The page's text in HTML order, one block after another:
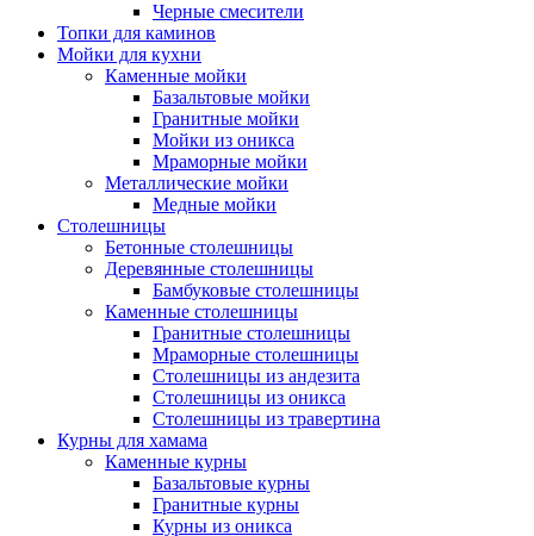
Черные смесители
Топки для каминов
Мойки для кухни
Каменные мойки
Базальтовые мойки
Гранитные мойки
Мойки из оникса
Мраморные мойки
Металлические мойки
Медные мойки
Столешницы
Бетонные столешницы
Деревянные столешницы
Бамбуковые столешницы
Каменные столешницы
Гранитные столешницы
Мраморные столешницы
Столешницы из андезита
Столешницы из оникса
Столешницы из травертина
Курны для хамама
Каменные курны
Базальтовые курны
Гранитные курны
Курны из оникса